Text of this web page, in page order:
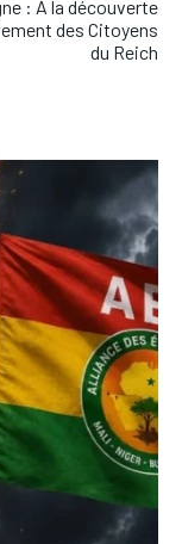
: A la découverte
des Citoyens
du Reich